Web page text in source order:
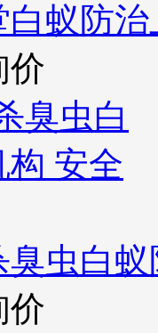
蚁防
价
虫白
价